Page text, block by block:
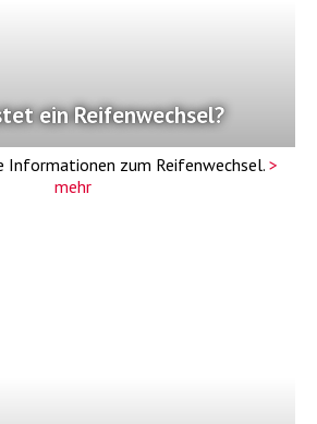
ein Reifenwechsel?
Informationen zum Reifenwechsel. >
mehr